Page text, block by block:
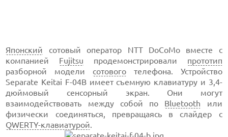
Японский сотовый оператор NTT DoCoMo вместе с
компанией Fujitsu продемонстрировали прототип
разборной модели сотового телефона. Устройство
Separate Keitai F-04B имеет съемную клавиатуру и 3,4-
дюймовый сенсорный экран. Они могут
взаимодействовать между собой по Bluetooth или
физически соединяться, превращаясь в слайдер с
QWERTY-клавиатурой.